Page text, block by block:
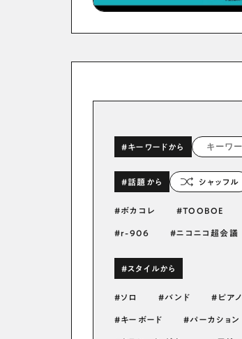
#キーワードから
#話題から シャッフル
ボカコレ TOOBOE
r-906 ニコニコ超会議
#スタイルから
ソロ バンド ピアノ
キーボード パーカション